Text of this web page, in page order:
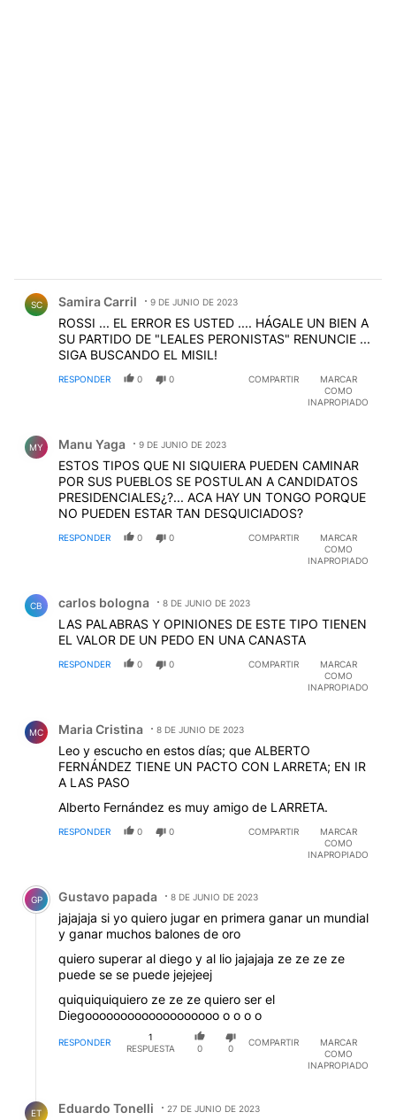
SC Samira Carril 9 DE JUNIO DE 2023
ROSSI ... EL ERROR ES USTED .... HÁGALE UN BIEN A
SU PARTIDO DE "LEALES PERONISTAS" RENUNCIE ...
SIGA BUSCANDO EL MISIL!
RESPONDER 0 0 COMPARTIR
MARCAR
COMO
INAPROPIADO
MY Manu Yaga 9 DE JUNIO DE 2023
ESTOS TIPOS QUE NI SIQUIERA PUEDEN CAMINAR
POR SUS PUEBLOS SE POSTULAN A CANDIDATOS
PRESIDENCIALES¿?... ACA HAY UN TONGO PORQUE
NO PUEDEN ESTAR TAN DESQUICIADOS?
RESPONDER 0 0 COMPARTIR
MARCAR
COMO
INAPROPIADO
CB carlos bologna 8 DE JUNIO DE 2023
LAS PALABRAS Y OPINIONES DE ESTE TIPO TIENEN
EL VALOR DE UN PEDO EN UNA CANASTA
RESPONDER 0 0 COMPARTIR
MARCAR
COMO
INAPROPIADO
MC Maria Cristina 8 DE JUNIO DE 2023
Leo y escucho en estos días; que ALBERTO
FERNÁNDEZ TIENE UN PACTO CON LARRETA; EN IR
A LAS PASO
Alberto Fernández es muy amigo de LARRETA.
RESPONDER 0 0 COMPARTIR
MARCAR
COMO
INAPROPIADO
Comentario de Gustavo papada.
GP Gustavo papada 8 DE JUNIO DE 2023
jajajaja si yo quiero jugar en primera ganar un mundial
y ganar muchos balones de oro
quiero superar al diego y al lio jajajaja ze ze ze ze
puede se se puede jejejeej
quiquiquiquiero ze ze ze quiero ser el
Diegooooooooooooooooooo o o o o
RESPONDER
1
RESPUESTA
0 0
COMPARTIR
MARCAR
COMO
INAPROPIADO
ET Eduardo Tonelli
27 DE JUNIO DE 2023